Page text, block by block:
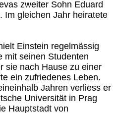
zweiter Sohn Eduard
Im gleichen Jahr heiratete
Einstein regelmässig
mit seinen Studenten
sie nach Hause zu einer
ein zufriedenes Leben.
Jahren verliess er
Universität in Prag
Hauptstadt von